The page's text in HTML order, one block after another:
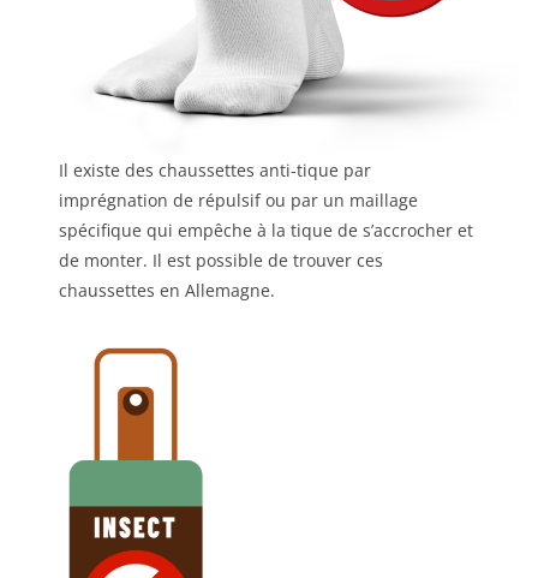
Il existe des chaussettes anti-tique par
imprégnation de répulsif ou par un maillage
spécifique qui empêche à la tique de s’accrocher et
de monter. Il est possible de trouver ces
chaussettes en Allemagne.